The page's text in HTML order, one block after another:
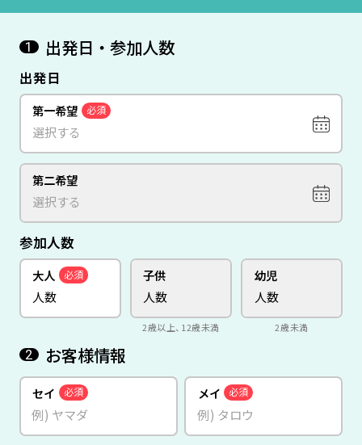
1 出発日・参加人数
出発日
第一希望 必須
第二希望
参加人数
大人 必須 子供
2歳以上、12歳未満
幼児
2歳未満
2 お客様情報
セイ 必須 メイ 必須